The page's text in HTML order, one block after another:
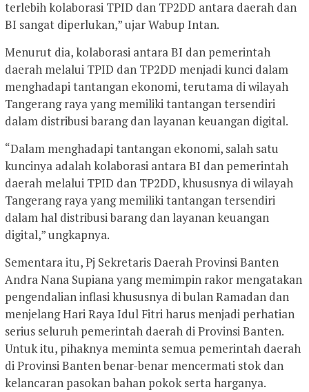
terlebih kolaborasi TPID dan TP2DD antara daerah dan
BI sangat diperlukan,” ujar Wabup Intan.
Menurut dia, kolaborasi antara BI dan pemerintah
daerah melalui TPID dan TP2DD menjadi kunci dalam
menghadapi tantangan ekonomi, terutama di wilayah
Tangerang raya yang memiliki tantangan tersendiri
dalam distribusi barang dan layanan keuangan digital.
“Dalam menghadapi tantangan ekonomi, salah satu
kuncinya adalah kolaborasi antara BI dan pemerintah
daerah melalui TPID dan TP2DD, khususnya di wilayah
Tangerang raya yang memiliki tantangan tersendiri
dalam hal distribusi barang dan layanan keuangan
digital,” ungkapnya.
Sementara itu, Pj Sekretaris Daerah Provinsi Banten
Andra Nana Supiana yang memimpin rakor mengatakan
pengendalian inflasi khususnya di bulan Ramadan dan
menjelang Hari Raya Idul Fitri harus menjadi perhatian
serius seluruh pemerintah daerah di Provinsi Banten.
Untuk itu, pihaknya meminta semua pemerintah daerah
di Provinsi Banten benar-benar mencermati stok dan
kelancaran pasokan bahan pokok serta harganya.